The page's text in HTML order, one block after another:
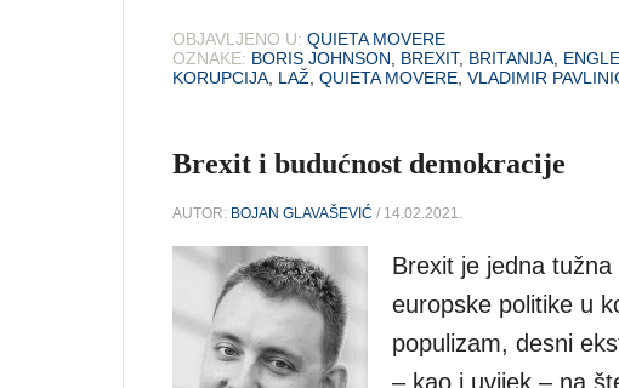
OBJAVLJENO U: QUIETA MOVERE
OZNAKE: BORIS JOHNSON BREXIT, BRITANIJA
KORUPCIJA LAŽ QUIETA MOVERE VLADIMIR
Brexit i budućnost demokracije
AUTOR: BOJAN GLAVAŠEVIĆ / 14.02.2021.
Brexit je jedna
europske politike u
populizam, desni
– kao i uvijek – na